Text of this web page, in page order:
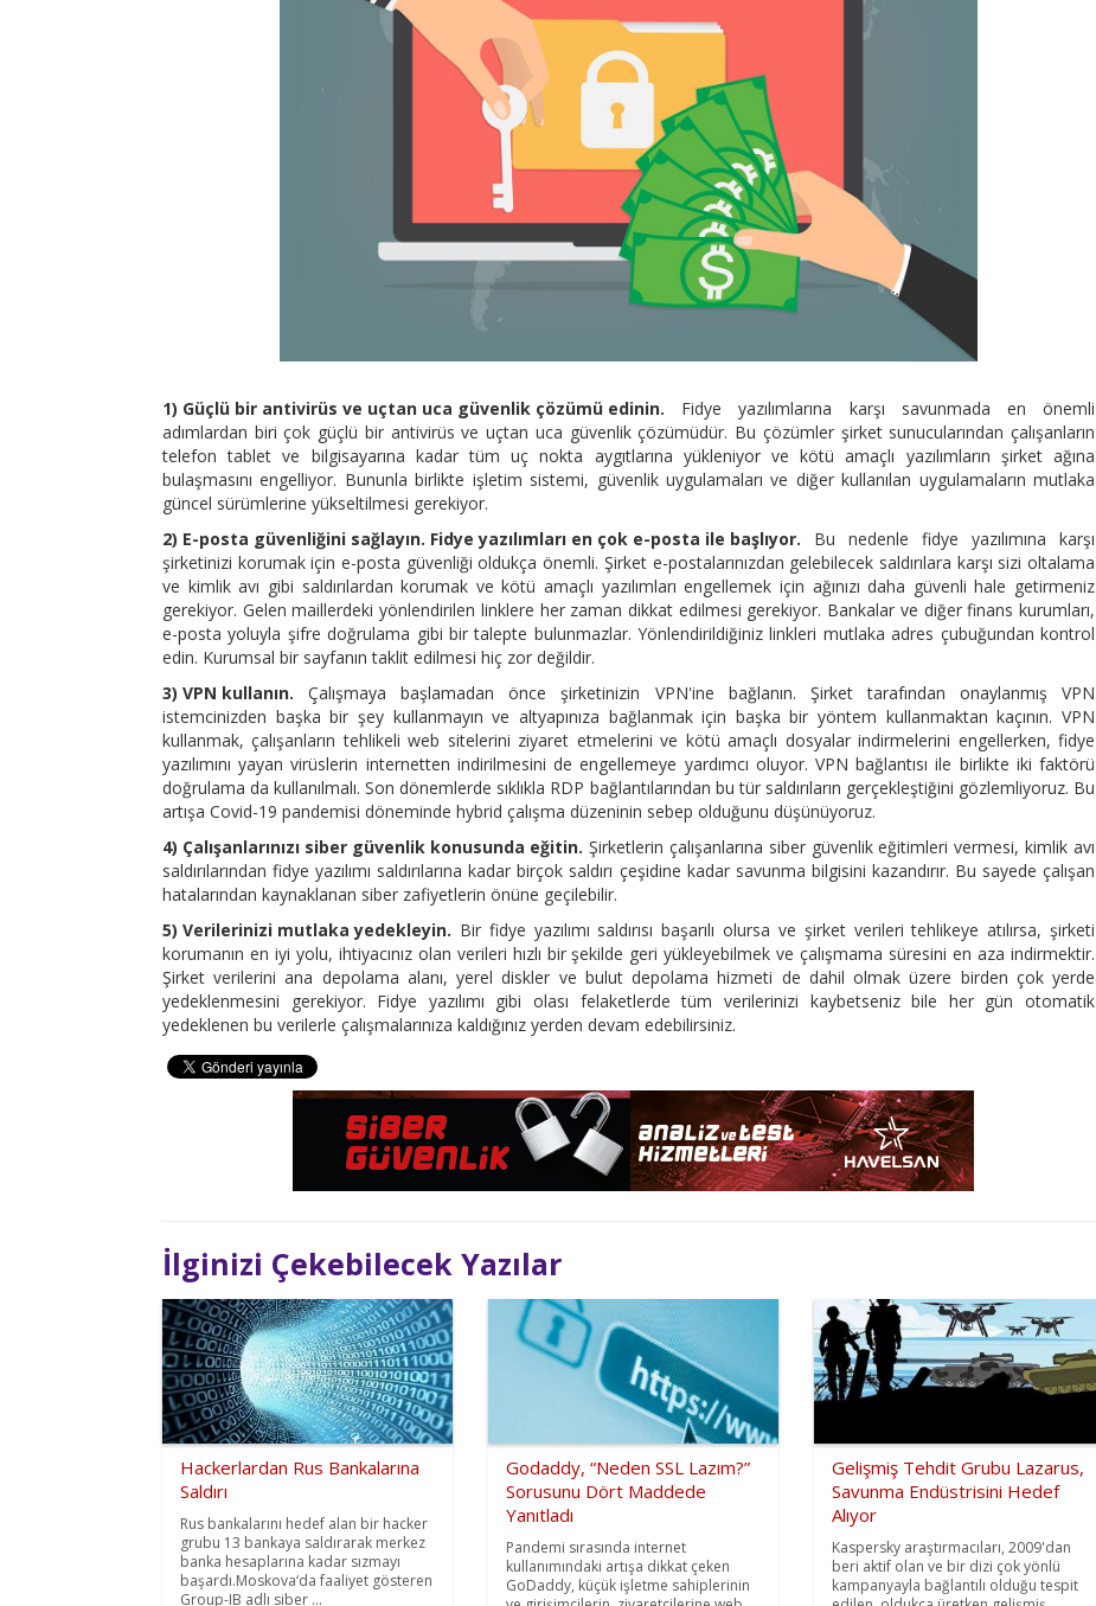
1) Güçlü bir antivirüs ve uçtan uca güvenlik çözümü edinin. Fidye yazılımlarına karşı savunmada en önemli
adımlardan biri çok güçlü bir antivirüs ve uçtan uca güvenlik çözümüdür. Bu çözümler şirket sunucularından çalışanların
telefon tablet ve bilgisayarına kadar tüm uç nokta aygıtlarına yükleniyor ve kötü amaçlı yazılımların şirket ağına
bulaşmasını engelliyor. Bununla birlikte işletim sistemi, güvenlik uygulamaları ve diğer kullanılan uygulamaların mutlaka
güncel sürümlerine yükseltilmesi gerekiyor.
2) E-posta güvenliğini sağlayın. Fidye yazılımları en çok e-posta ile başlıyor. Bu nedenle fidye yazılımına karşı
şirketinizi korumak için e-posta güvenliği oldukça önemli. Şirket e-postalarınızdan gelebilecek saldırılara karşı sizi oltalama
ve kimlik avı gibi saldırılardan korumak ve kötü amaçlı yazılımları engellemek için ağınızı daha güvenli hale getirmeniz
gerekiyor. Gelen maillerdeki yönlendirilen linklere her zaman dikkat edilmesi gerekiyor. Bankalar ve diğer finans kurumları,
e-posta yoluyla şifre doğrulama gibi bir talepte bulunmazlar. Yönlendirildiğiniz linkleri mutlaka adres çubuğundan kontrol
edin. Kurumsal bir sayfanın taklit edilmesi hiç zor değildir.
3) VPN kullanın. Çalışmaya başlamadan önce şirketinizin VPN'ine bağlanın. Şirket tarafından onaylanmış VPN
istemcinizden başka bir şey kullanmayın ve altyapınıza bağlanmak için başka bir yöntem kullanmaktan kaçının. VPN
kullanmak, çalışanların tehlikeli web sitelerini ziyaret etmelerini ve kötü amaçlı dosyalar indirmelerini engellerken, fidye
yazılımını yayan virüslerin internetten indirilmesini de engellemeye yardımcı oluyor. VPN bağlantısı ile birlikte iki faktörü
doğrulama da kullanılmalı. Son dönemlerde sıklıkla RDP bağlantılarından bu tür saldırıların gerçekleştiğini gözlemliyoruz. Bu
artışa Covid-19 pandemisi döneminde hybrid çalışma düzeninin sebep olduğunu düşünüyoruz.
4) Çalışanlarınızı siber güvenlik konusunda eğitin. Şirketlerin çalışanlarına siber güvenlik eğitimleri vermesi, kimlik avı
saldırılarından fidye yazılımı saldırılarına kadar birçok saldırı çeşidine kadar savunma bilgisini kazandırır. Bu sayede çalışan
hatalarından kaynaklanan siber zafiyetlerin önüne geçilebilir.
5) Verilerinizi mutlaka yedekleyin. Bir fidye yazılımı saldırısı başarılı olursa ve şirket verileri tehlikeye atılırsa, şirketi
korumanın en iyi yolu, ihtiyacınız olan verileri hızlı bir şekilde geri yükleyebilmek ve çalışmama süresini en aza indirmektir.
Şirket verilerini ana depolama alanı, yerel diskler ve bulut depolama hizmeti de dahil olmak üzere birden çok yerde
yedeklenmesini gerekiyor. Fidye yazılımı gibi olası felaketlerde tüm verilerinizi kaybetseniz bile her gün otomatik
yedeklenen bu verilerle çalışmalarınıza kaldığınız yerden devam edebilirsiniz.
İlginizi Çekebilecek Yazılar
Hackerlardan Rus Bankalarına
Saldırı
Rus bankalarını hedef alan bir hacker
grubu 13 bankaya saldırarak merkez
banka hesaplarına kadar sızmayı
başardı.Moskova‘da faaliyet gösteren
Group-IB adlı siber ...
Godaddy, “Neden SSL Lazım?”
Sorusunu Dört Maddede
Yanıtladı
Pandemi sırasında internet
kullanımındaki artışa dikkat çeken
GoDaddy, küçük işletme sahiplerinin
Gelişmiş Tehdit Grubu Lazarus,
Savunma Endüstrisini Hedef
Alıyor
Kaspersky araştırmacıları, 2009'dan
beri aktif olan ve bir dizi çok yönlü
kampanyayla bağlantılı olduğu tespit